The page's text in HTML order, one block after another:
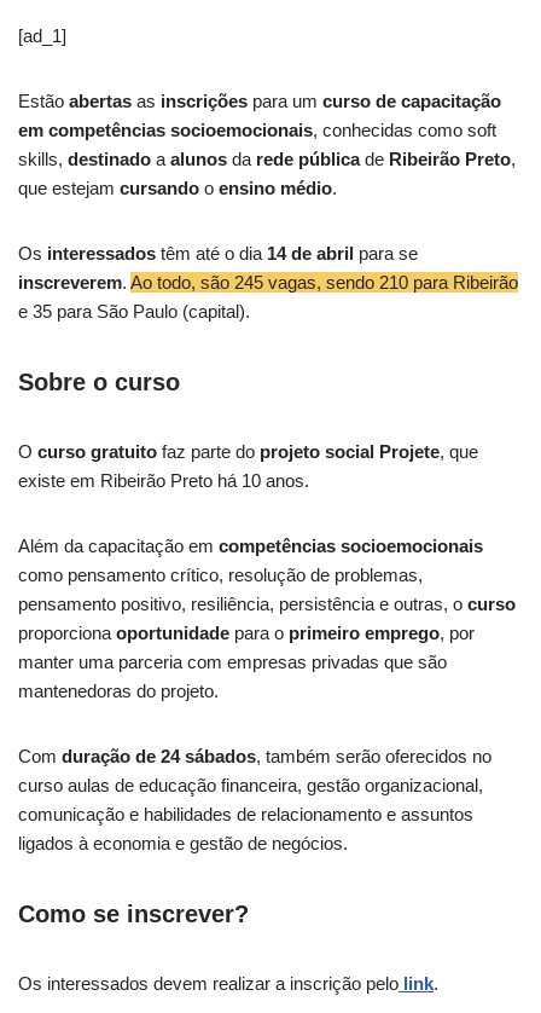
[ad_1]
Estão abertas as inscrições para um curso de capacitação
em competências socioemocionais, conhecidas como soft
skills, destinado a alunos da rede públicade Ribeirão Preto,
que estejam cursando o ensino médio.
Os interessados têm até o dia 14 de abril para se
inscreverem. Ao todo, são 245 vagas, sendo 210 para Ribeirão
e 35 para São Paulo (capital).
Sobre o curso
O curso gratuito faz parte do projeto social Projete, que
existe em Ribeirão Preto há 10 anos.
Além da capacitação em competências socioemocionais
como pensamento crítico, resolução de problemas,
pensamento positivo, resiliência, persistência e outras, o curso
proporciona oportunidade para o primeiro emprego, por
manter uma parceria com empresas privadas que são
mantenedoras do projeto.
Com duração de 24 sábados, também serão oferecidos no
curso aulas de educação financeira, gestão organizacional,
comunicação e habilidades de relacionamento e assuntos
ligados à economia e gestão de negócios.
Como se inscrever?
Os interessados devem realizar a inscrição pelo link.